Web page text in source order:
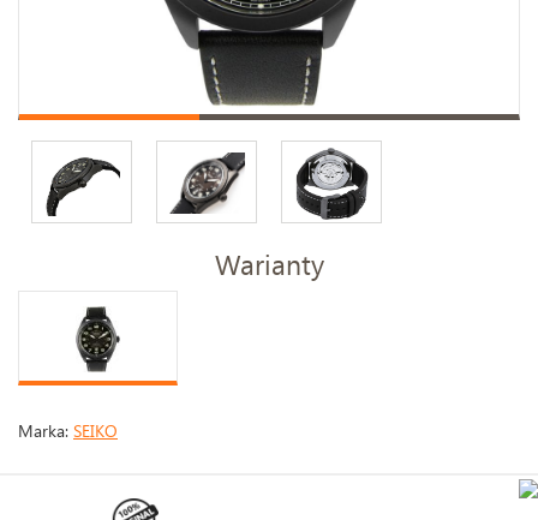
Warianty
Marka: SEIKO